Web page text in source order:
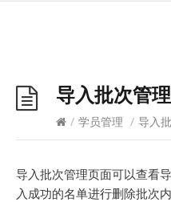
导入批次管理
/ 学员管理 / 导入
导入批次管理页面可以查看
入成功的名单进行删除批次